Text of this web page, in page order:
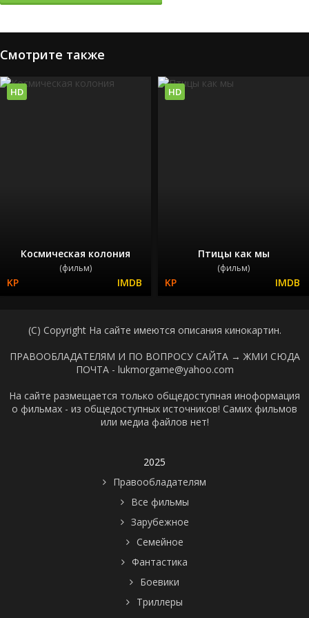
Смотрите также
Космическая колония
(фильм)
HD
Птицы как мы
(фильм)
HD
(C) Copyright На сайте имеются описания кинокартин.
ПРАВООБЛАДАТЕЛЯМ И ПО ВОПРОСУ САЙТА → ЖМИ СЮДА
ПОЧТА - lukmorgame@yahoo.com
На сайте размещается только общедоступная иноформация
о фильмах - из общедоступных источников! Самих фильмов
или медиа файлов нет!
2025
Правообладателям
Все фильмы
Зарубежное
Семейное
Фантастика
Боевики
Триллеры